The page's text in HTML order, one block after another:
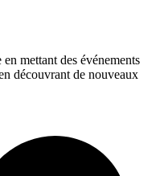
mettant des événements
découvrant de nouveaux